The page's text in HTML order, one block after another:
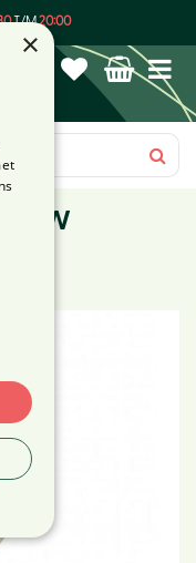
T/M20:00
4W
×